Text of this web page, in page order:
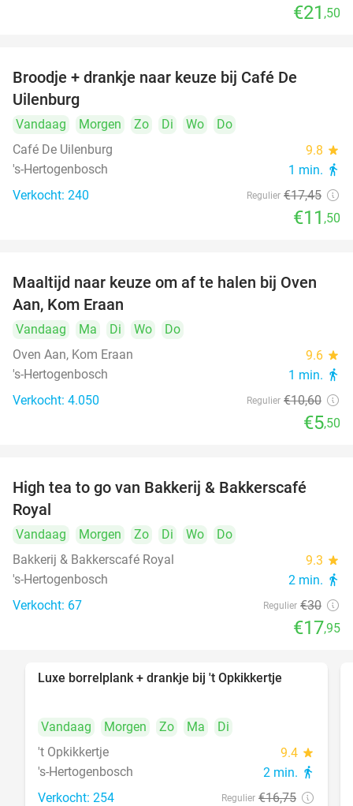
€21 ,50
Broodje + drankje naar keuze bij Café De
Uilenburg
Vandaag Morgen Zo Di Wo
Do
Café De Uilenburg
9.8 star
's-Hertogenbosch 1 min. directions_walk
Verkocht: 240 Regulier €17,45
€11 ,50
48%
Maaltijd naar keuze om af te halen bij Oven
Aan, Kom Eraan
Vandaag Ma Di Wo
Do
Oven Aan, Kom Eraan
9.6 star
's-Hertogenbosch 1 min. directions_walk
Verkocht: 4.050 Regulier €10,60
€5,50
40%
High tea to go van Bakkerij & Bakkerscafé
Royal
Vandaag Morgen Zo Di Wo
Do
Bakkerij & Bakkerscafé Royal
9.3 star
's-Hertogenbosch 2 min. directions_walk
Verkocht: 67 Regulier €30
€17,95
Luxe borrelplank + drankje bij 't Opkikkertje
Vandaag Morgen Zo Ma
Di
't Opkikkertje
9.4 star
's-Hertogenbosch 2 min. directions_walk
Verkocht: 254 Regulier €16,75